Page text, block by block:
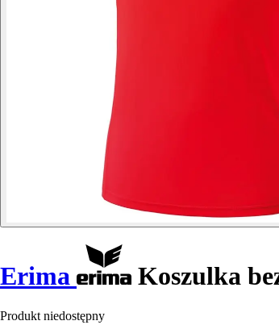
Erima Koszulka
Produkt niedostępny